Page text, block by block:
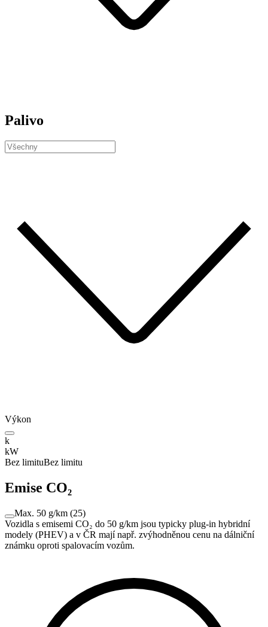
Palivo
Výkon
k
kW
Bez limituBez limitu
Emise CO₂
Max. 50 g/km (25)
Vozidla s emisemi CO₂ do 50 g/km jsou typicky plug-in hybridní
modely (PHEV) a v ČR mají např. zvýhodněnou cenu na dálniční
známku oproti spalovacím vozům.